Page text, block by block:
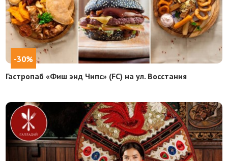
-30%
Гастропаб «Фиш энд Чипс» (FC) на ул. Восстания